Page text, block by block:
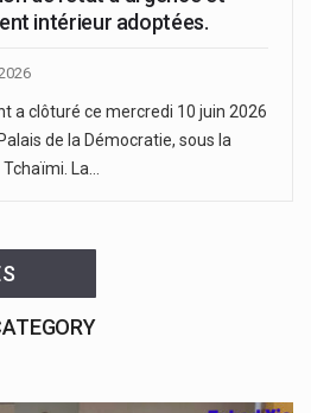
intérieur adoptées.
a clôturé ce mercredi 10 juin 2026
de la Démocratie, sous la
La…